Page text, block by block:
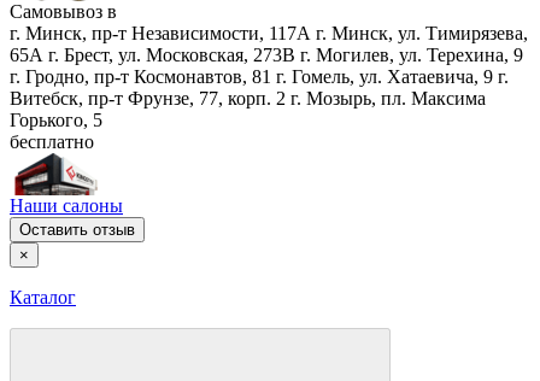
Самовывоз в
г. Минск, пр-т Независимости, 117А г. Минск, ул. Тимирязева,
65А г. Брест, ул. Московская, 273В г. Могилев, ул. Терехина, 9
г. Гродно, пр-т Космонавтов, 81 г. Гомель, ул. Хатаевича, 9 г.
Витебск, пр-т Фрунзе, 77, корп. 2 г. Мозырь, пл. Максима
Горького, 5
бесплатно
Наши салоны
Оставить отзыв
×
Каталог